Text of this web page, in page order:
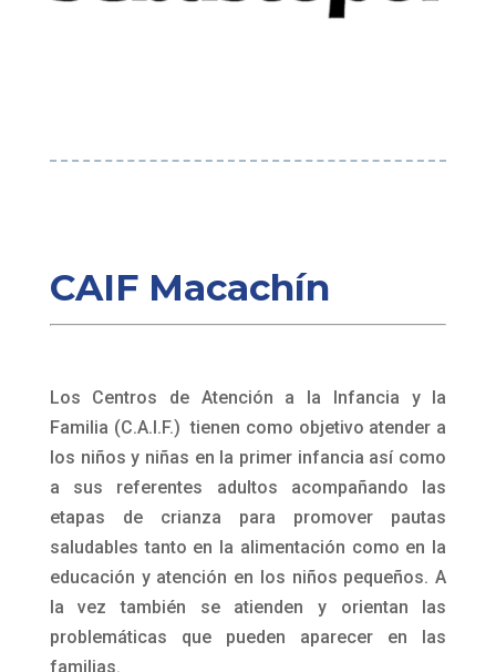
CAIF Macachín
Los Centros de Atención a la Infancia y la
Familia (C.A.I.F.) tienen como objetivo atender a
los niños y niñas en la primer infancia así como
a sus referentes adultos acompañando las
etapas de crianza para promover pautas
saludables tanto en la alimentación como en la
educación y atención en los niños pequeños. A
la vez también se atienden y orientan las
problemáticas que pueden aparecer en las
familias.